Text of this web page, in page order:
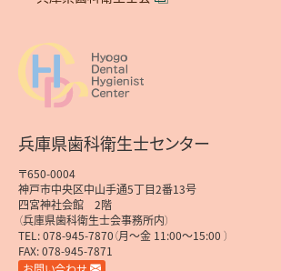
兵庫県歯科衛生士センター
〒650-0004
神戸市中央区中山手通5丁目2番13号
四宮神社会館 2階
（兵庫県歯科衛生士会事務所内）
TEL: 078-945-7870（月～金 11:00～15:00 ）
FAX: 078-945-7871